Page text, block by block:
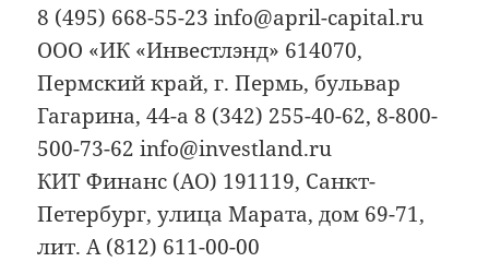
8 (495) 668-55-23 info@april-capital.ru
ООО «ИК «Инвестлэнд» 614070,
Пермский край, г. Пермь, бульвар
Гагарина, 44-а 8 (342) 255-40-62, 8-800-
500-73-62 info@investland.ru
КИТ Финанс (АО) 191119, Санкт-
Петербург, улица Марата, дом 69-71,
лит. А (812) 611-00-00